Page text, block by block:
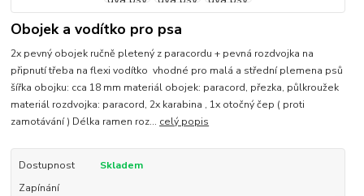
Obojek a vodítko pro psa
2x pevný obojek ručně pletený z paracordu + pevná rozdvojka na
připnutí třeba na flexi vodítko vhodné pro malá a střední plemena psů
šířka obojku: cca 18 mm materiál obojek: paracord, přezka, půlkroužek
materiál rozdvojka: paracord, 2x karabina , 1x otočný čep ( proti
zamotávání ) Délka ramen roz... celý popis
Dostupnost
Skladem
Zapínání